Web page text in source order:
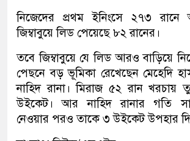
নিজেদের প্রথম ইনিংসে ২৭৩
জিম্বাবুয়ে লিড পেয়েছে ৮২ রানের।
তবে জিম্বাবুয়ে যে লিড আরও বাড়িয়ে
পেছনে বড় ভূমিকা রেখেছেন মেহেদি
নাহিদ রানা। মিরাজ ৫২ রান খরচায়
উইকেট। আর নাহিদ রানার গতি
নেওয়ার পরও তাকে ৩ উইকেট উপহার